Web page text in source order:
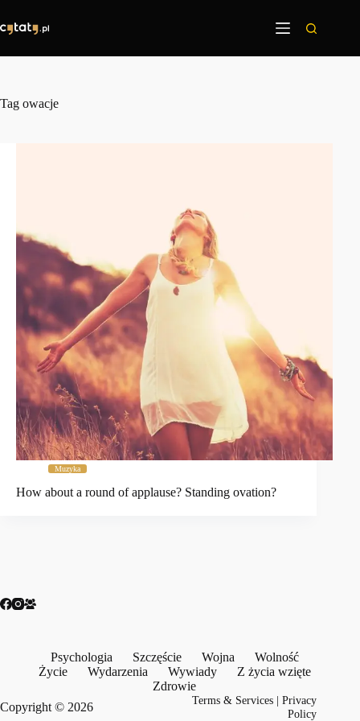
treści
Tag owacje
Muzyka
How about a round of applause? Standing ovation?
Psychologia Szczęście Wojna
Wolność
Życie
Wydarzenia Wywiady
Z życia wzięte
Zdrowie
Copyright © 2026
Terms & Services |Privacy
Policy